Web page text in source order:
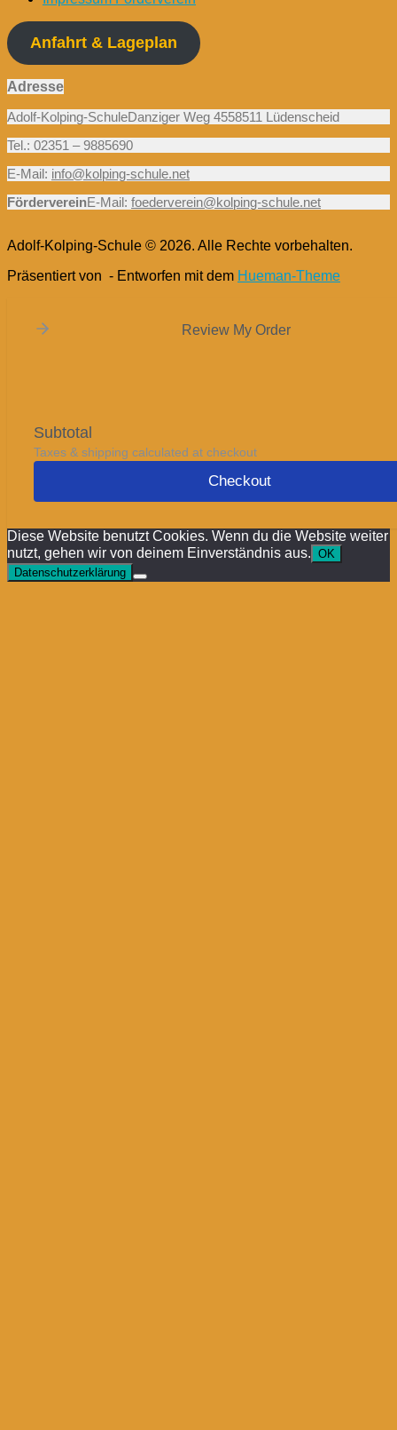
Anfahrt & Lageplan
Adresse
Adolf-Kolping-SchuleDanziger Weg 4558511 Lüdenscheid
Tel.: 02351 – 9885690
E-Mail: info@kolping-schule.net
FördervereinE-Mail: foederverein@kolping-schule.net
Adolf-Kolping-Schule © 2026. Alle Rechte vorbehalten.
Präsentiert von - Entworfen mit dem Hueman-Theme
Review My Order
Subtotal
Taxes & shipping calculated at checkout
Checkout
Diese Website benutzt Cookies. Wenn du die Website weiter
nutzt, gehen wir von deinem Einverständnis aus. OK
Datenschutzerklärung